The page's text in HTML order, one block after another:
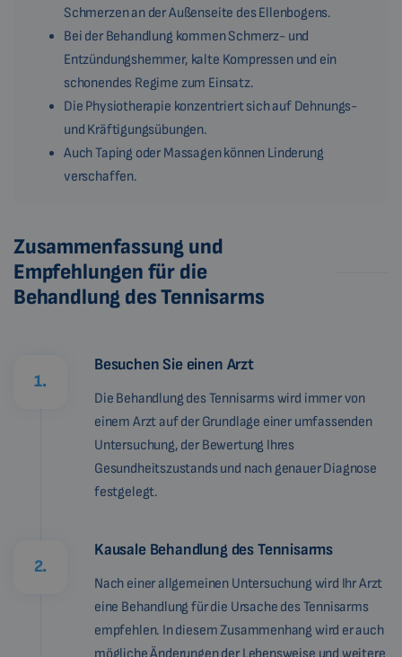
Schmerzen an der Außenseite des Ellenbogens.
Bei der Behandlung kommen Schmerz- und
Entzündungshemmer, kalte Kompressen und ein
schonendes Regime zum Einsatz.
Die Physiotherapie konzentriert sich auf Dehnungs-
und Kräftigungsübungen.
Auch Taping oder Massagen können Linderung
verschaffen.
Zusammenfassung und
Empfehlungen für die
Behandlung des Tennisarms
1.
Besuchen Sie einen Arzt
Die Behandlung des Tennisarms wird immer von
einem Arzt auf der Grundlage einer umfassenden
Untersuchung, der Bewertung Ihres
Gesundheitszustands und nach genauer Diagnose
festgelegt.
2.
Kausale Behandlung des Tennisarms
Nach einer allgemeinen Untersuchung wird Ihr Arzt
eine Behandlung für die Ursache des Tennisarms
empfehlen. In diesem Zusammenhang wird er auch